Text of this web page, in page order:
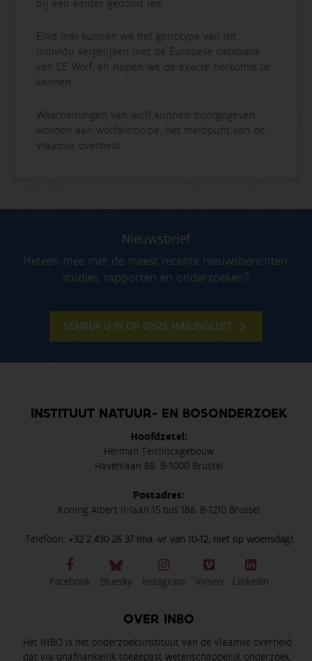
bij een eerder gedood ree.
Eind mei kunnen we het genotype van dit
individu vergelijken met de Europese databank
van CE Wolf, en hopen we de exacte herkomst te
kennen.
Waarnemingen van wolf kunnen doorgegeven
worden aan wolf@inbo.be, het meldpunt van de
Vlaamse overheid.
Nieuwsbrief
Meteen mee met de meest recente nieuwsberichten,
studies, rapporten en onderzoeken?
SCHRIJF U IN OP ONZE MAILINGLIJST
INSTITUUT NATUUR- EN BOSONDERZOEK
Hoofdzetel:
Herman Teirlinckgebouw
Havenlaan 88, B-1000 Brussel
Postadres:
Koning Albert II-laan 15 bus 186, B-1210 Brussel
Telefoon: +32 2 430 26 37 (ma -vr van 10-12, niet op woensdag)
Facebook Bluesky Instagram Vimeo LinkedIn
OVER INBO
Het INBO is het onderzoeksinstituut van de Vlaamse overheid
dat via onafhankelijk toegepast wetenschappelijk onderzoek,